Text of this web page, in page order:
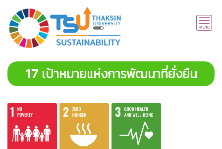
17 เป้าหมายแห่งการพัฒนาที่ยั่งยืน